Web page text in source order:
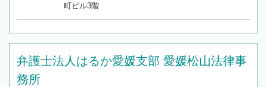
町ビル3階
弁護士法人はるか愛媛支部 愛媛松山法律事
務所